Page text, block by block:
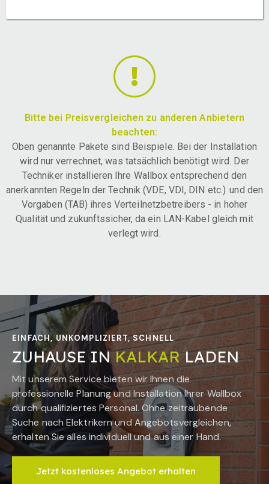
Bitte bei Preisvergleichen zu anderen Anbietern
beachten:
Oben genannte Pakete sind Beispiele. Bei der Installation
wird nur verrechnet, was tatsächlich benötigt wird. Der
Techniker installieren Ihre Wallbox entsprechend den
anerkannten Regeln der Technik (VDE, VDI, DIN etc.) und den
Vorgaben (TAB) ihres Verteilnetzbetreibers - in hoher
Qualität und zukunftssicher, da ein LAN-Kabel gleich mit
verlegt wird.
EINFACH, UNKOMPLIZIERT, SCHNELL
ZUHAUSE INKALKARLADEN
Mit unserem Service bieten wir Ihnen die
professionelle Planung und Installation Ihrer Wallbox
durch qualifiziertes Personal. Ohne zeitraubende
Suche nach Elektrikern und Angebotsvergleichen,
erhalten Sie alles individuell und aus einer Hand.
Jetzt kostenloses Angebot erhalten